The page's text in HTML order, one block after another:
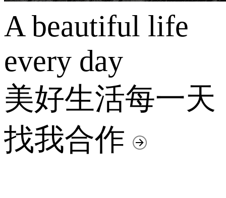
A beautiful life
every day
美好生活每一天
找我合作